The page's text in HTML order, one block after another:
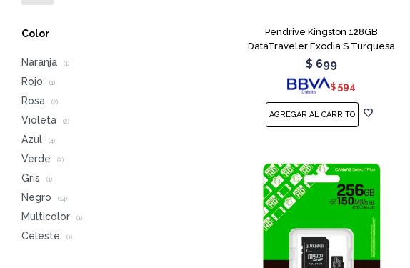
Pendrive Kingston 128GB
DataTraveler Exodia S Turquesa
$ 699
$ 594
Color
Naranja (1)
Rojo (1)
Rosa (2)
Violeta (2)
Azul (4)
Verde (2)
Gris (1)
Negro (14)
Multicolor (1)
Celeste (1)